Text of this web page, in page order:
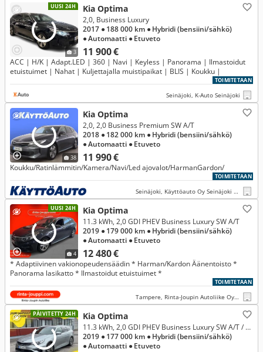
UUSI 24H
3
Kia Optima
11 900 €
2,0, Business Luxury
2017 ● 188 000 km ● Hybridi (bensiini/sähkö)
● Automaatti ● Etuveto
ACC | H/K | Adapt.LED | 360 | Navi | Keyless | Panorama | Ilmastoidut
etuistuimet | Nahat | Kuljettajalla muistipaikat | BLIS | Koukku |
TOIMITETAAN
Seinäjoki, K-Auto Seinäjoki
38
Kia Optima
11 990 €
2,0, 2,0 Business Premium SW A/T
2018 ● 182 000 km ● Hybridi (bensiini/sähkö)
● Automaatti ● Etuveto
Koukku/Ratinlämmitin/Kamera/Navi/Led ajovalot/HarmanGardon/
TOIMITETAAN
Seinäjoki, Käyttöauto Oy Seinäjoki Pohjankaari
UUSI 24H
4
Kia Optima
12 480 €
11.3 kWh, 2,0 GDI PHEV Business Luxury SW A/T
2019 ● 179 000 km ● Hybridi (bensiini/sähkö)
● Automaatti ● Etuveto
* Adaptiivinen vakionopeudensäädin * Harman/Kardon Äänentoisto *
Panorama lasikatto * Ilmastoidut etuistuimet *
TOIMITETAAN
Tampere, Rinta-Joupin Autoliike Oy, Tampere
PÄIVITETTY 24H Kia Optima
11.3 kWh, 2,0 GDI PHEV Business Luxury SW A/T / Vetokoukku / Lohkolämmitin / ACC / H&K / Muistipenkki / Ilmast. Nahat / Keyless
2019 ● 177 000 km ● Hybridi (bensiini/sähkö)
● Automaatti ● Etuveto